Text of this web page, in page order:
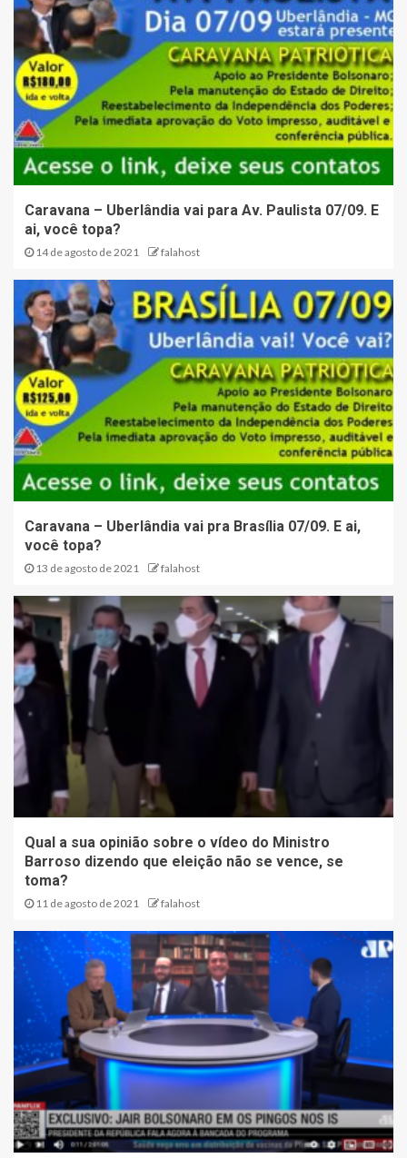
Caravana – Uberlândia vai para Av. Paulista 07/09. E
ai, você topa?
14 de agosto de 2021 falahost
Caravana – Uberlândia vai pra Brasília 07/09. E ai,
você topa?
13 de agosto de 2021 falahost
Qual a sua opinião sobre o vídeo do Ministro
Barroso dizendo que eleição não se vence, se
toma?
11 de agosto de 2021 falahost